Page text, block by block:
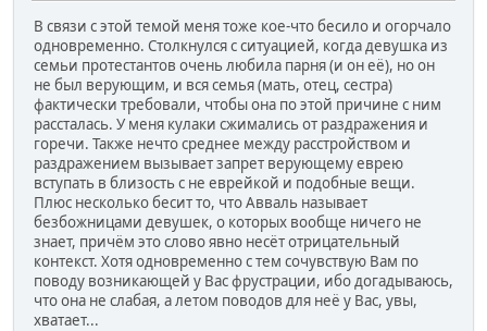
В связи с этой темой меня тоже кое-что бесило и огорчало
одновременно. Столкнулся с ситуацией, когда девушка из
семьи протестантов очень любила парня (и он её), но он
не был верующим, и вся семья (мать, отец, сестра)
фактически требовали, чтобы она по этой причине с ним
рассталась. У меня кулаки сжимались от раздражения и
горечи. Также нечто среднее между расстройством и
раздражением вызывает запрет верующему еврею
вступать в близость с не еврейкой и подобные вещи.
Плюс несколько бесит то, что Авваль называет
безбожницами девушек, о которых вообще ничего не
знает, причём это слово явно несёт отрицательный
контекст. Хотя одновременно с тем сочувствую Вам по
поводу возникающей у Вас фрустрации, ибо догадываюсь,
что она не слабая, а летом поводов для неё у Вас, увы,
хватает...